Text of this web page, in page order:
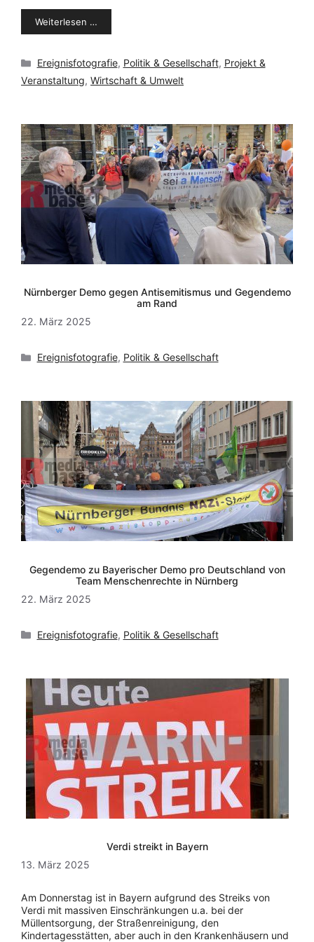
Weiterlesen …
Kategorien
Ereignisfotografie, Politik & Gesellschaft, Projekt &
Veranstaltung, Wirtschaft & Umwelt
Nürnberger Demo gegen Antisemitismus und Gegendemo
am Rand
22. März 2025
Kategorien
Ereignisfotografie, Politik & Gesellschaft
Gegendemo zu Bayerischer Demo pro Deutschland von
Team Menschenrechte in Nürnberg
22. März 2025
Kategorien
Ereignisfotografie, Politik & Gesellschaft
Verdi streikt in Bayern
13. März 2025
Am Donnerstag ist in Bayern aufgrund des Streiks von
Verdi mit massiven Einschränkungen u.a. bei der
Müllentsorgung, der Straßenreinigung, den
Kindertagesstätten, aber auch in den Krankenhäusern und